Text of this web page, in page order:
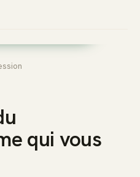
vous dès
qui vous